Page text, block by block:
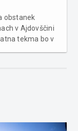
obstanek
v Ajdovščini
tekma bo v